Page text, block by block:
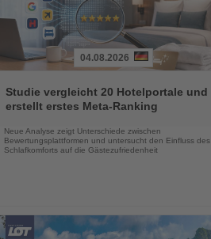
Sie
die
04.08.2026
Studie vergleicht 20 Hotelportale und
erstellt erstes Meta-Ranking
Neue Analyse zeigt Unterschiede zwischen
Bewertungsplattformen und untersucht den Einfluss des
Schlafkomforts auf die Gästezufriedenheit